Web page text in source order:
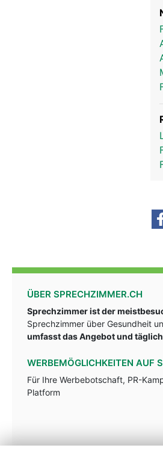
ÜBER SPRECHZIMMER.CH
Sprechzimmer ist der
Sprechzimmer über Gesundheit
umfasst das Angebot und
WERBEMÖGLICHKEITEN AUF
Für Ihre Werbebotschaft, PR-
Platform